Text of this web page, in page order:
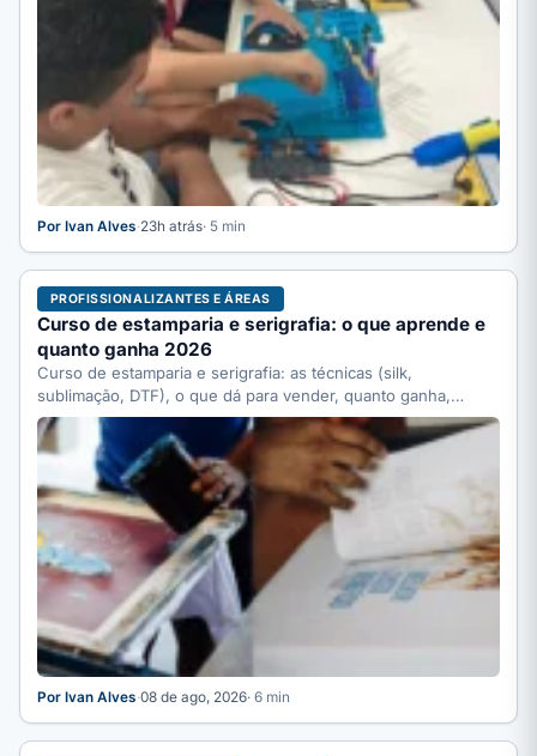
Por Ivan Alves·23h atrás· 5 min
PROFISSIONALIZANTES E ÁREAS
Curso de estamparia e serigrafia: o que aprende e
quanto ganha 2026
Curso de estamparia e serigrafia: as técnicas (silk,
sublimação, DTF), o que dá para vender, quanto ganha,
quanto…
Por Ivan Alves·08 de ago, 2026· 6 min